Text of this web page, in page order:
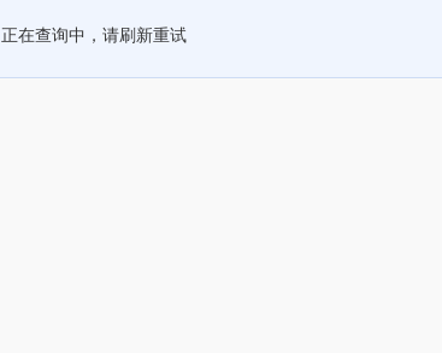
正在查询中，请刷新重试